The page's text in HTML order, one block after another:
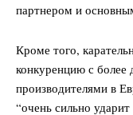
партнером и
Кроме того,
конкуренцию с
производителями в
“очень сильно